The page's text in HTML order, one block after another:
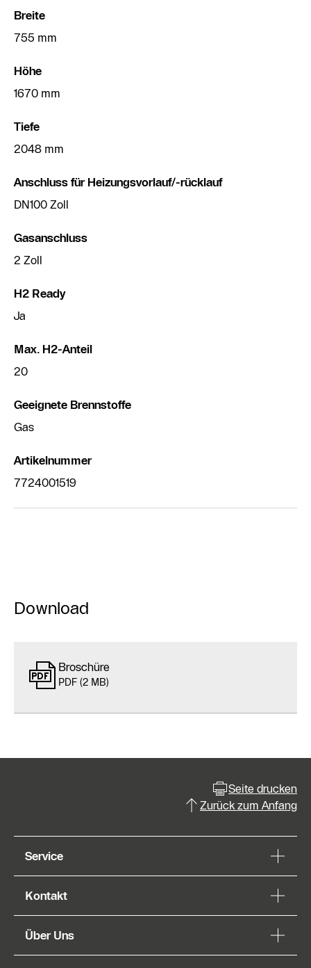
Breite
755 mm
Höhe
1670 mm
Tiefe
2048 mm
Anschluss für Heizungsvorlauf/-rücklauf
DN100 Zoll
Gasanschluss
2 Zoll
H2 Ready
Ja
Max. H2-Anteil
20
Geeignete Brennstoffe
Gas
Artikelnummer
7724001519
Download
Broschüre
PDF (2 MB)
Seite drucken
Zurück zum Anfang
Service
Kontakt
Über Uns